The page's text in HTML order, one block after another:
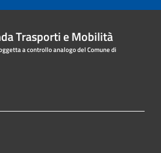
Trasporti e Mobilità
a controllo analogo del Comune di